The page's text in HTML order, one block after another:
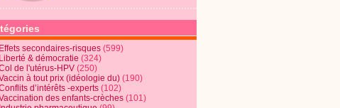
Effets secondaires-risques (599)
Liberté & démocratie (324)
de l'utérus-HPV (250)
à tout prix (idéologie du) (190)
d’intérêts -experts (102)
des enfants-crèches (101)